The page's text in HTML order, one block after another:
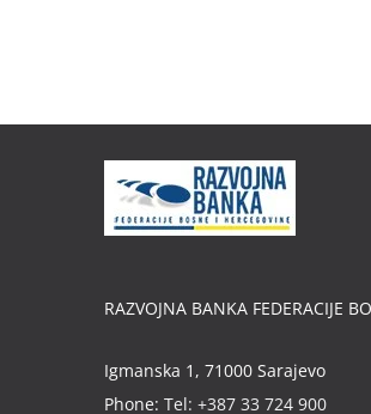
RAZVOJNA BANKA FEDERACIJE
Igmanska 1, 71000 Sarajevo
Phone: Tel: +387 33 724 900